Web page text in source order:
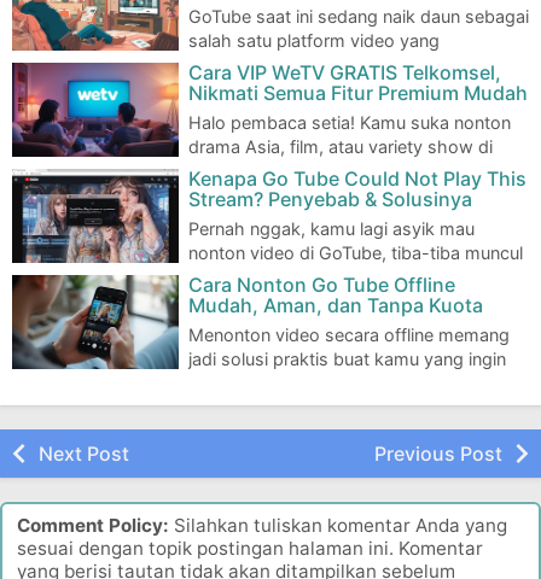
GoTube saat ini sedang naik daun sebagai
salah satu platform video yang
menawarkan peluang untuk mendapatkan penghasilan…
Cara VIP WeTV GRATIS Telkomsel,
Nikmati Semua Fitur Premium Mudah
Halo pembaca setia! Kamu suka nonton
drama Asia, film, atau variety show di
WeTV? Pasti seru banget kalau bisa akses sem…
Kenapa Go Tube Could Not Play This
Stream? Penyebab & Solusinya
Pernah nggak, kamu lagi asyik mau
nonton video di GoTube, tiba-tiba muncul
pesan “Could Not Play This Stream”? Rasanya p…
Cara Nonton Go Tube Offline
Mudah, Aman, dan Tanpa Kuota
Menonton video secara offline memang
jadi solusi praktis buat kamu yang ingin
Next Post Previous Post
Comment Policy: Silahkan tuliskan komentar Anda yang
sesuai dengan topik postingan halaman ini. Komentar
yang berisi tautan tidak akan ditampilkan sebelum